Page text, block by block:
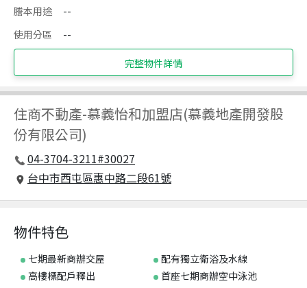
謄本用途
--
使用分區
--
完整物件詳情
住商不動產-慕義怡和加盟店(慕義地產開發股
份有限公司)
04-3704-3211#30027
台中市西屯區惠中路二段61號
物件特色
七期最新商辦交屋
配有獨立衛浴及水線
高樓標配戶釋出
首座七期商辦空中泳池